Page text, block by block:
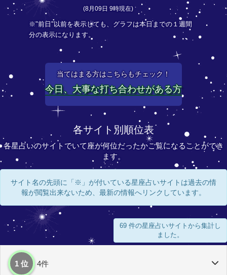
(8月09日 9時現在)
※"前日"以前を表示しても、グラフは本日までの１週間
分の表示になります。
当てはまる方はこちらもチェック！
今日、大事な打ち合わせがある方
各サイト別順位表
各星占いのサイトでいて座が何位だったかご覧になることができ
ます。
サイト名の先頭に「※」が付いている星座占いサイトは過去の情
報が閲覧出来ないため、最新の情報へリンクしています。
69 件の星座占いサイトから集計し
ました。
1 位 4件